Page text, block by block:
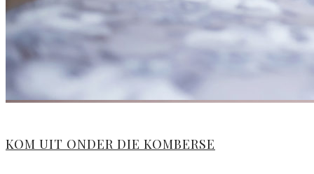
KOM UIT ONDER DIE KOMBERSE